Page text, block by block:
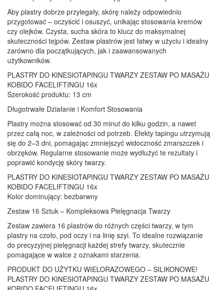
Aby plastry dobrze przylegały, skórę należy odpowiednio
przygotować – oczyścić i osuszyć, unikając stosowania kremów
czy olejków. Czysta, sucha skóra to klucz do maksymalnej
skuteczności tejpów. Zestaw plastrów jest łatwy w użyciu i idealny
zarówno dla początkujących, jak i zaawansowanych
użytkowników.
PLASTRY DO KINESIOTAPINGU TWARZY ZESTAW PO MASAŻU
KOBIDO FACELIFTINGU 16x
Szerokość produktu: 13 cm
Długotrwałe Działanie i Komfort Stosowania
Plastry można stosować od 30 minut do kilku godzin, a nawet
przez całą noc, w zależności od potrzeb. Efekty tapingu utrzymują
się do 2–3 dni, pomagając zmniejszyć widoczność zmarszczek i
obrzęków. Regularne stosowanie może wydłużyć te rezultaty i
poprawić kondycję skóry twarzy.
PLASTRY DO KINESIOTAPINGU TWARZY ZESTAW PO MASAŻU
KOBIDO FACELIFTINGU 16x
Kolor dominujący: bezbarwny
Zestaw 16 Sztuk – Kompleksowa Pielęgnacja Twarzy
Zestaw zawiera 16 plastrów do różnych części twarzy, w tym
plastry na czoło, pod oczy i na linię szyi. To idealne rozwiązanie
do precyzyjnej pielęgnacji każdej strefy twarzy, skutecznie
pomagające w walce z oznakami starzenia.
PRODUKT DO UŻYTKU WIELORAZOWEGO – SILIKONOWE!
PLASTRY DO KINESIOTAPINGU TWARZY ZESTAW PO MASAŻU